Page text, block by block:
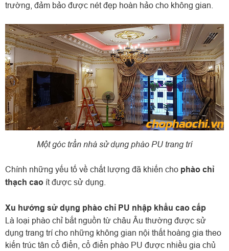
trường, đảm bảo được nét đẹp hoàn hảo cho không gian.
Một góc trần nhà sử dụng phào PU trang trí
Chính những yếu tố về chất lượng đã khiến cho phào chỉ
thạch cao ít được sử dụng.
Xu hướng sử dụng phào chỉ PU nhập khẩu cao cấp
Là loại phào chỉ bắt nguồn từ châu Âu thường được sử
dụng trang trí cho những không gian nội thất hoàng gia theo
kiến trúc tân cổ điển, cổ điển phào PU được nhiều gia chủ